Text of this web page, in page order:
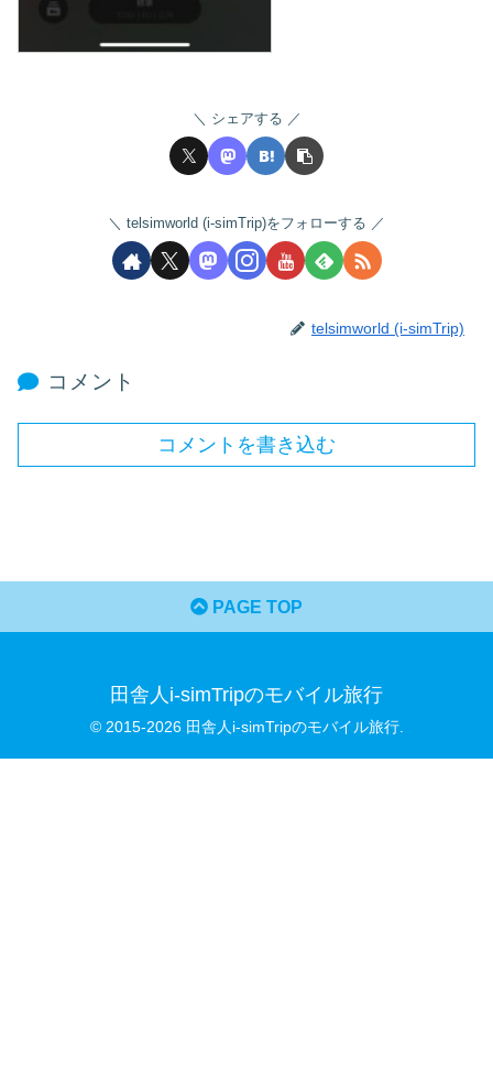
シェアする
telsimworld (i-simTrip)をフォローする
telsimworld (i-simTrip)
コメント
コメントを書き込む
PAGE TOP
田舎人i-simTripのモバイル旅行
© 2015-2026 田舎人i-simTripのモバイル旅行.